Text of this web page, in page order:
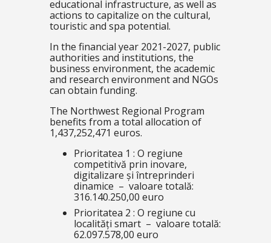
educational infrastructure, as well as
actions to capitalize on the cultural,
touristic and spa potential.
In the financial year 2021-2027, public
authorities and institutions, the
business environment, the academic
and research environment and NGOs
can obtain funding.
The Northwest Regional Program
benefits from a total allocation of
1,437,252,471 euros.
Prioritatea 1 : O regiune
competitivă prin inovare,
digitalizare și întreprinderi
dinamice – valoare totală:
316.140.250,00 euro
Prioritatea 2 : O regiune cu
localități smart – valoare totală:
62.097.578,00 euro